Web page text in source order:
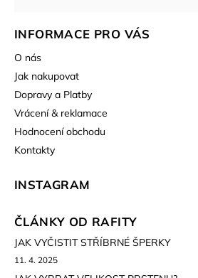
INFORMACE PRO VÁS
O nás
Jak nakupovat
Dopravy a Platby
Vrácení & reklamace
Hodnocení obchodu
Kontakty
INSTAGRAM
ČLÁNKY OD RAFITY
JAK VYČISTIT STŘÍBRNÉ ŠPERKY
11. 4. 2025